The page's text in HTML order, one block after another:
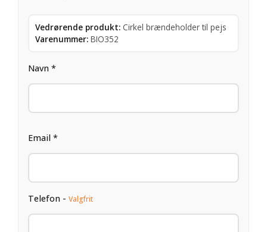
Vedrørende produkt: Cirkel brændeholder til pejs
Varenummer: BIO352
Navn *
Email *
Telefon - Valgfrit